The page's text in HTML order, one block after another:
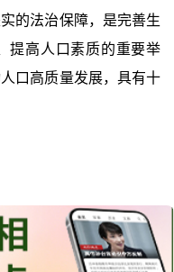
的法治保障，是完善生
提高人口素质的重要举
口高质量发展，具有十